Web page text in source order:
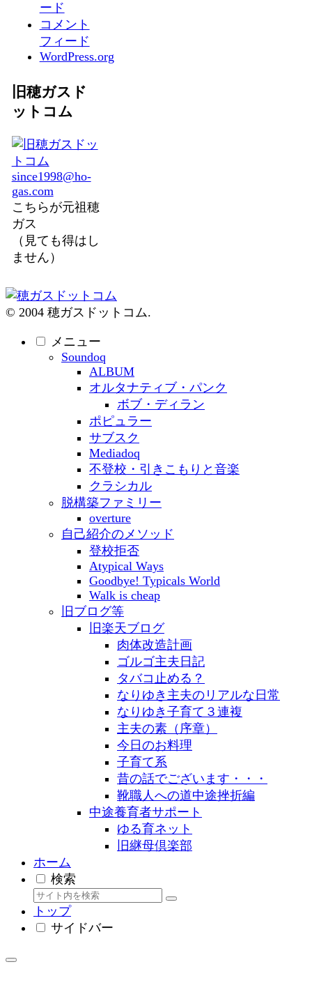
ード
コメント
フィード
WordPress.org
旧穂ガスド
ットコム
since1998@ho-
gas.com
こちらが元祖穂
ガス
（見ても得はし
ません）
© 2004 穂ガスドットコム.
メニュー
Soundoq
ALBUM
オルタナティブ・パンク
ボブ・ディラン
ポピュラー
サブスク
Mediadoq
不登校・引きこもりと音楽
クラシカル
脱構築ファミリー
overture
自己紹介のメソッド
登校拒否
Atypical Ways
Goodbye! Typicals World
Walk is cheap
旧ブログ等
旧楽天ブログ
肉体改造計画
ゴルゴ主夫日記
タバコ止める？
なりゆき主夫のリアルな日常
なりゆき子育て３連複
主夫の素（序章）
今日のお料理
子育て系
昔の話でございます・・・
靴職人への道中途挫折編
中途養育者サポート
ゆる育ネット
旧継母倶楽部
ホーム
検索
トップ
サイドバー